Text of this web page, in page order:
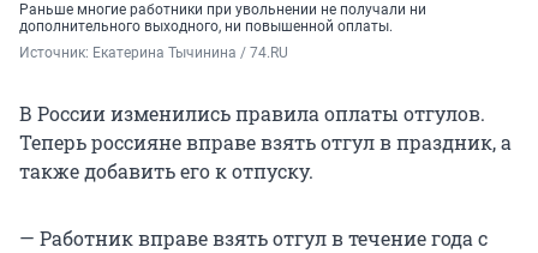
Раньше многие работники при увольнении не получали ни
дополнительного выходного, ни повышенной оплаты.
Источник: Екатерина Тычинина / 74.RU
В России изменились правила оплаты отгулов.
Теперь россияне вправе взять отгул в праздник, а
также добавить его к отпуску.
— Работник вправе взять отгул в течение года с